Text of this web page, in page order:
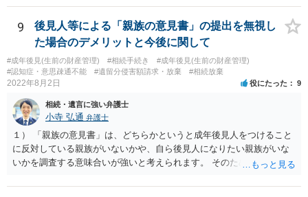
の預金を振り込めば終了など）を記載した合意書等の書面を作成して
もらう。 ②相談者様はその書面の内容をしっかり確認する。納得でき
ない部分があれば、説明を求めたり、修正を求める。 なお、相続に
関してお互いに債権債務がないことを確認する旨を記載してもらいま
しょう。その記載があれば、相続の件は終了となります。 ③合意書等
が納得できる内容になれば、お互いに署名捺印する。 という流れで
捺印する前に、相談者様も別の弁護士に相談して確認してもらうので
もいいと思います。 ⑵振込先が弁護士宛であることについて 代理人弁
護士の預り口座を振込先とするのはよくあることです。 問題ないと思
います。
9
後見人等による「親族の意見書」の提出を無視し
た場合のデメリットと今後に関して
#成年後見(生前の財産管理) #相続手続き
#成年後見(生前の財産管理)
#認知症・意思疎通不能
#遺留分侵害額請求・放棄 #相続放棄
2022年8月2日 役にたった 9
相続・遺言に強い弁護士
小寺 弘通 弁護士
１） 「親族の意見書」は、どちらかというと成年後見人をつけること
に反対している親族がいないかや、自ら後見人になりたい親族がいな
いかを調査する意味合いが強いと考えられます。 そのため、ご相談の
す。 ２） 場合によっては、介護や被後見人の財産の処分等に関して、